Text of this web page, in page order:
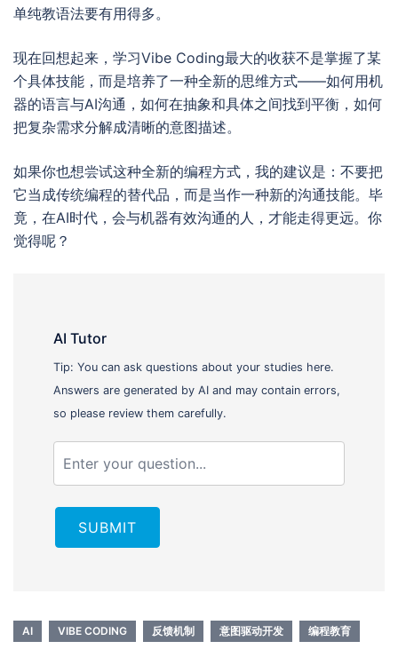
单纯教语法要有用得多。
现在回想起来，学习Vibe Coding最大的收获不是掌握了某
个具体技能，而是培养了一种全新的思维方式——如何用机
器的语言与AI沟通，如何在抽象和具体之间找到平衡，如何
把复杂需求分解成清晰的意图描述。
如果你也想尝试这种全新的编程方式，我的建议是：不要把
它当成传统编程的替代品，而是当作一种新的沟通技能。毕
竟，在AI时代，会与机器有效沟通的人，才能走得更远。你
觉得呢？
AI Tutor
Tip: You can ask questions about your studies here.
Answers are generated by AI and may contain errors,
so please review them carefully.
SUBMIT
AI VIBE CODING 反馈机制 意图驱动开发 编程教育